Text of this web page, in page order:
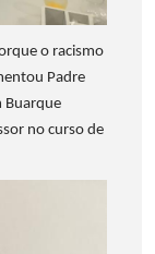
o racismo
Padre
Buarque
no curso de